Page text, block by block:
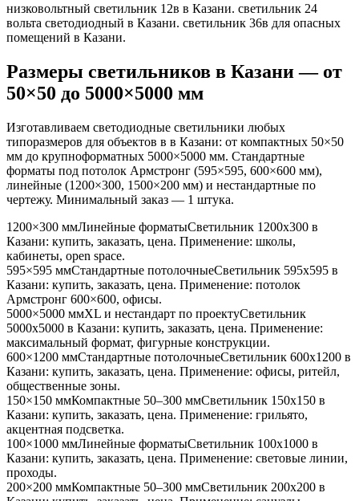
низковольтный светильник 12в в Казани. светильник 24
вольта светодиодный в Казани. светильник 36в для опасных
помещений в Казани.
Размеры светильников в Казани— от
50×50 до 5000×5000 мм
Изготавливаем светодиодные светильники любых
типоразмеров для объектов в в Казани: от компактных 50×50
мм до крупноформатных 5000×5000 мм. Стандартные
форматы под потолок Армстронг (595×595, 600×600 мм),
линейные (1200×300, 1500×200 мм) и нестандартные по
чертежу. Минимальный заказ — 1 штука.
1200×300 ммЛинейные форматыСветильник 1200x300 в
Казани: купить, заказать, цена. Применение: школы,
кабинеты, open space.
595×595 ммСтандартные потолочныеСветильник 595x595 в
Казани: купить, заказать, цена. Применение: потолок
Армстронг 600×600, офисы.
5000×5000 ммXL и нестандарт по проектуСветильник
5000x5000 в Казани: купить, заказать, цена. Применение:
максимальный формат, фигурные конструкции.
600×1200 ммСтандартные потолочныеСветильник 600x1200 в
Казани: купить, заказать, цена. Применение: офисы, ритейл,
общественные зоны.
150×150 ммКомпактные 50–300 ммСветильник 150x150 в
Казани: купить, заказать, цена. Применение: грильято,
акцентная подсветка.
100×1000 ммЛинейные форматыСветильник 100x1000 в
Казани: купить, заказать, цена. Применение: световые линии,
проходы.
200×200 ммКомпактные 50–300 ммСветильник 200x200 в